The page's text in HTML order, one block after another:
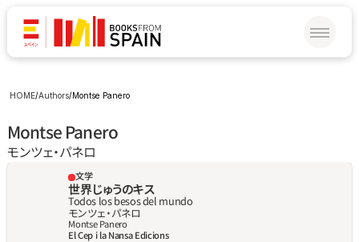
HOME/Authors/Montse Panero
Montse Panero
モンツェ‧パネロ
文学
世界じゅうのキス
Todos los besos del mundo
モンツェ‧パネロ
Montse Panero
El Cep i la Nansa Edicions